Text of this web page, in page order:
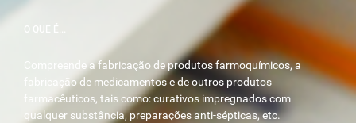
O QUE É...
Compreende a fabricação de produtos farmoquímicos, a
fabricação de medicamentos e de outros produtos
farmacêuticos, tais como: curativos impregnados com
qualquer substância, preparações anti-sépticas, etc.